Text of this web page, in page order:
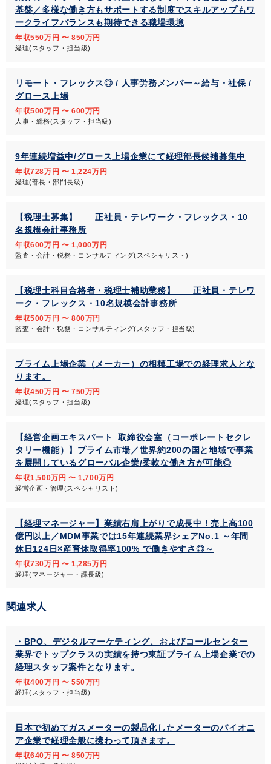
基盤／多様な働き方もサポートする制度でスキルアップもワ
ークライフバランスも期待できる職場環境
年収550万円 〜 850万円
経理(スタッフ・担当級)
リモート・フレックス◎ / 人事労務メンバー～給与・社保 /
グロース上場
年収500万円 〜 600万円
人事・総務(スタッフ・担当級)
9年連続増益中/グロース上場企業にて経理部長候補募集中
年収728万円 〜 1,224万円
経理(部長・部門長級)
【税理士募集】 正社員・テレワーク・フレックス・10
名規模会計事務所
年収600万円 〜 1,000万円
監査・会計・税務・コンサルティング(スペシャリスト)
【税理士科目合格者・税理士補助業務】 正社員・テレワ
ーク・フレックス・10名規模会計事務所
年収500万円 〜 800万円
監査・会計・税務・コンサルティング(スタッフ・担当級)
プライム上場企業（メーカー）の相模工場での経理求人とな
ります。
年収450万円 〜 750万円
経理(スタッフ・担当級)
【経営企画エキスパート_取締役会室（コーポレートセクレ
タリー機能）】プライム市場／世界約200の国と地域で事業
を展開しているグローバル企業/柔軟な働き方が可能◎
年収1,500万円 〜 1,700万円
経営企画・管理(スペシャリスト)
【経理マネージャー】業績右肩上がりで成長中！売上高100
億円以上／MDM事業では15年連続業界シェアNo.1 ～年間
休日124日×産育休取得率100% で働きやすさ◎～
年収730万円 〜 1,285万円
経理(マネージャー・課長級)
関連求人
・BPO、デジタルマーケティング、およびコールセンター
業界でトップクラスの実績を持つ東証プライム上場企業での
経理スタッフ案件となります。
年収400万円 〜 550万円
経理(スタッフ・担当級)
日本で初めてガスメーターの製品化したメーターのパイオニ
ア企業で経理全般に携わって頂きます。
年収640万円 〜 850万円